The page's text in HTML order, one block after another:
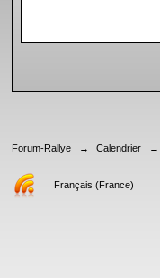
Forum-Rallye → Calendrier →
Français (France)